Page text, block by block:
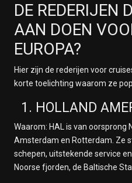
DE REDERIJEN
AAN DOEN
EUROPA?
Hier zijn de rederijen voor
korte toelichting waarom ze
1. HOLLAND
Waarom: HAL is van oorsprong
Amsterdam en Rotterdam. Ze
schepen, uitstekende service
Noorse fjorden, de Baltische